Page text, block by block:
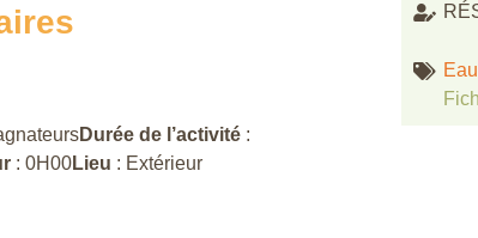
Durée de l’activité :
: 0H00Lieu : Extérieur
Eau